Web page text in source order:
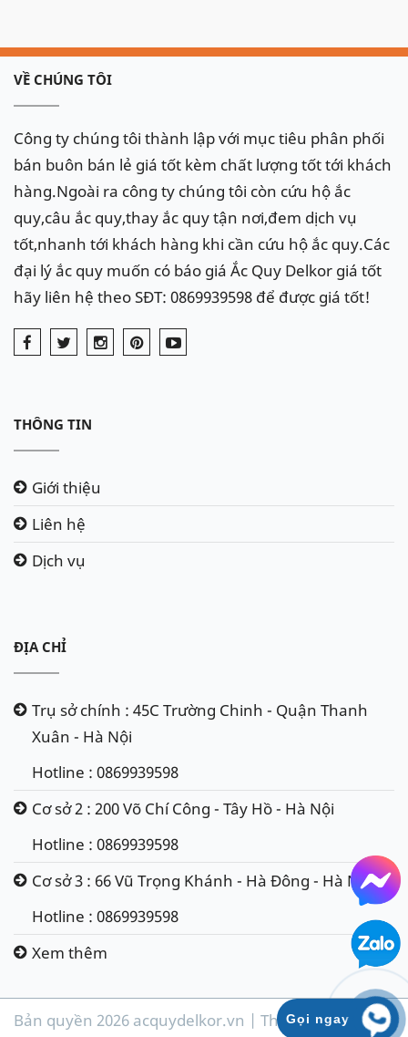
VỀ CHÚNG TÔI
Công ty chúng tôi thành lập với mục tiêu phân phối
bán buôn bán lẻ giá tốt kèm chất lượng tốt tới khách
hàng.Ngoài ra công ty chúng tôi còn cứu hộ ắc
quy,câu ắc quy,thay ắc quy tận nơi,đem dịch vụ
tốt,nhanh tới khách hàng khi cần cứu hộ ắc quy.Các
đại lý ắc quy muốn có báo giá Ắc Quy Delkor giá tốt
hãy liên hệ theo SĐT: 0869939598 để được giá tốt!
THÔNG TIN
Giới thiệu
Liên hệ
Dịch vụ
ĐỊA CHỈ
Trụ sở chính : 45C Trường Chinh - Quận Thanh
Xuân - Hà Nội
Hotline : 0869939598
Cơ sở 2 : 200 Võ Chí Công - Tây Hồ - Hà Nội
Hotline : 0869939598
Cơ sở 3 : 66 Vũ Trọng Khánh - Hà Đông - Hà Nội
Hotline : 0869939598
Xem thêm
Bản quyền 2026 acquydelkor.vn | Thiết kế & phát
Gọi ngay